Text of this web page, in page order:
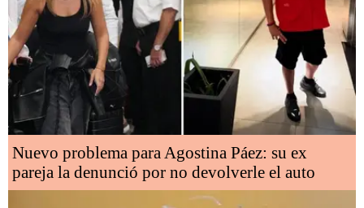
Nuevo problema para Agostina Páez: su ex
pareja la denunció por no devolverle el auto